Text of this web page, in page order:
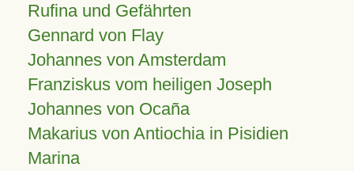
Rufina und Gefährten
Gennard von Flay
Johannes von Amsterdam
Franziskus vom heiligen Joseph
Johannes von Ocaña
Makarius von Antiochia in Pisidien
Marina